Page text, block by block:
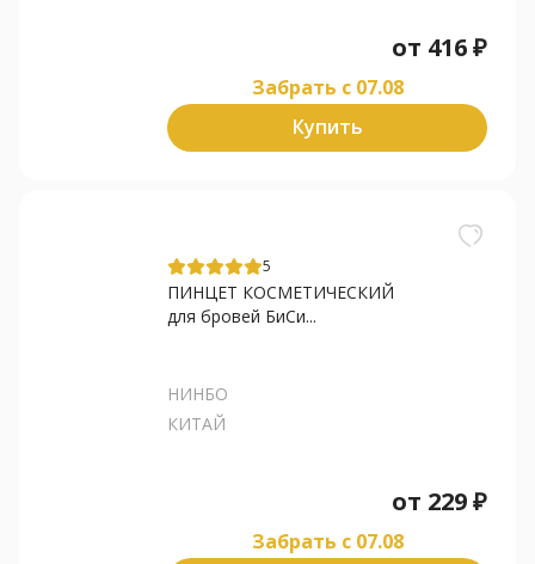
от 416₽
Забрать c 07.08
Купить
5
ПИНЦЕТ КОСМЕТИЧЕСКИЙ
для бровей БиСи...
НИНБО
КИТАЙ
от 229₽
Забрать c 07.08